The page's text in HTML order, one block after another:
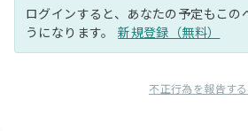
ログインすると、あなたの予定もこの
うになります。新規登録（無料）
不正行為を報告する